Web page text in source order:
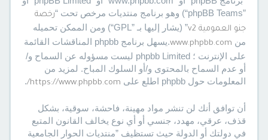
”phpBB Teams“) وهو برنامج منتديات مرخص تحت “
رخصة
جنو العمومية v2
” (يشار إليها بـ ”GPL“) ومن الممكن تحميله
من www.phpbb.com
.يسهل برنامج phpbb المناقشات القائمة
على الإنترنت ؛ phpbb Limited ليست مسؤوله عن السماح و/
أو عدم السماح بالمحتوى و/أو السلوك المباح. لمزيد من
المعلومات حول phpbb اطلع على
https://www.phpbb.com/
.
أن توافق أنك لن تنشر مواد مهينة، فاحشة، سوقية، بشكل
قذف، عرقي، مهدد، جنسي أو أي نوع يخالف القانون المتبع
في دولتك أو الدولة حيث تستظيف ”منتديات الحوار الجامعية